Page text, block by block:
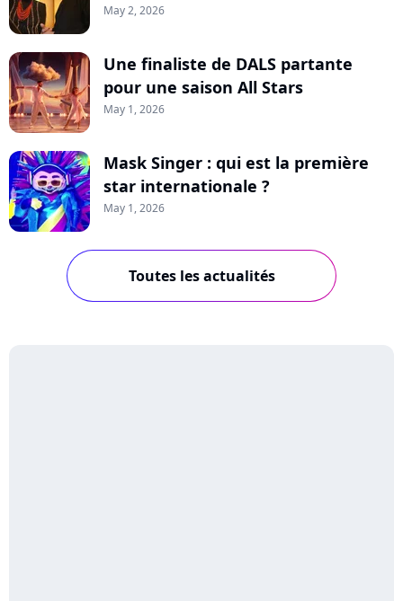
May 2, 2026
Une finaliste de DALS partante
pour une saison All Stars
May 1, 2026
Mask Singer : qui est la première
star internationale ?
May 1, 2026
Toutes les actualités